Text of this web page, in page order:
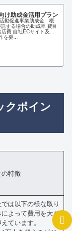
け助成金活用プラン
動促進事業助成金 概
委...
クポイン
特徴
は以下の様な取り
よって費用を大き
ています。